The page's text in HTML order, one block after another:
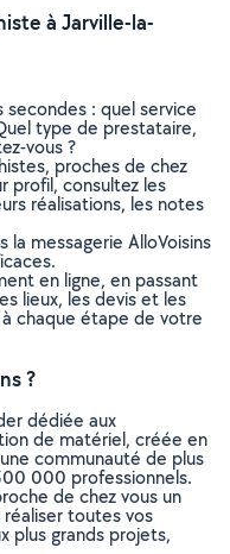
à Jarville-la-
: quel service
type de prestataire,
vous ?
proches de chez
profil, consultez les
réalisations, les notes
la messagerie AlloVoisins
en ligne, en passant
lieux, les devis et les
chaque étape de votre
?
dédiée aux
de matériel, créée en
communauté de plus
000 professionnels.
de chez vous un
toutes vos
plus grands projets,